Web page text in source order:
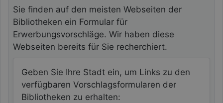
Sie finden auf den meisten Webseiten der
Bibliotheken ein Formular für
Erwerbungsvorschläge. Wir haben diese
Webseiten bereits für Sie recherchiert.
Geben Sie Ihre Stadt ein, um Links zu den
verfügbaren Vorschlagsformularen der
Bibliotheken zu erhalten:
Bibliothek in Ihrer Stadt suchen